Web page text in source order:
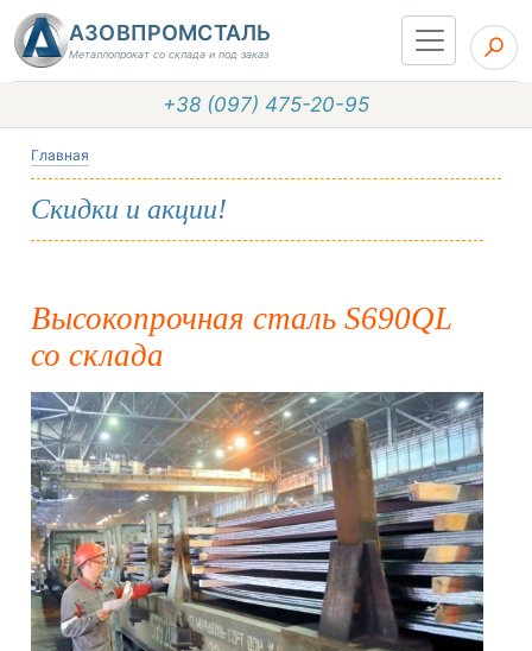
АЗОВПРОМСТАЛЬ
Металлопрокат со склада и под заказ
+38 (097) 475-20-95
Главная
Скидки и акции!
Высокопрочная сталь S690QL
со склада